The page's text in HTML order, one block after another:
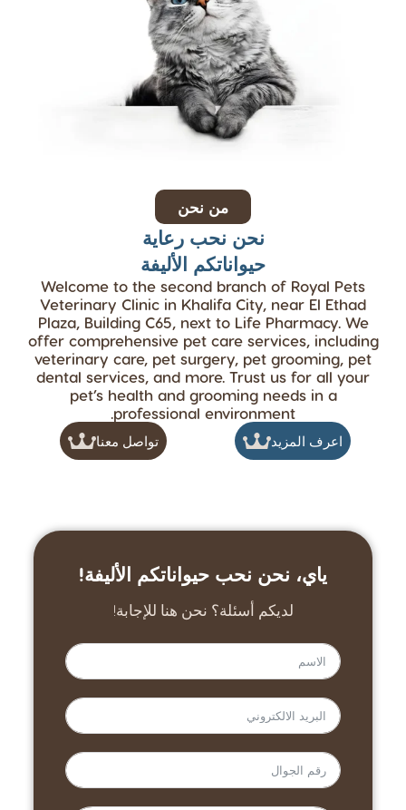
من نحن
نحن نحب رعاية
حيواناتكم الأليفة
Welcome to the second branch of Royal Pets
Veterinary Clinic in Khalifa City, near El Ethad
Plaza, Building C65, next to Life Pharmacy. We
offer comprehensive pet care services, including
veterinary care, pet surgery, pet grooming, pet
dental services, and more. Trust us for all your
pet’s health and grooming needs in a
professional environment.
اعرف المزيد تواصل معنا
ياي، نحن نحب حيواناتكم الأليفة!
لديكم أسئلة؟ نحن هنا للإجابة!